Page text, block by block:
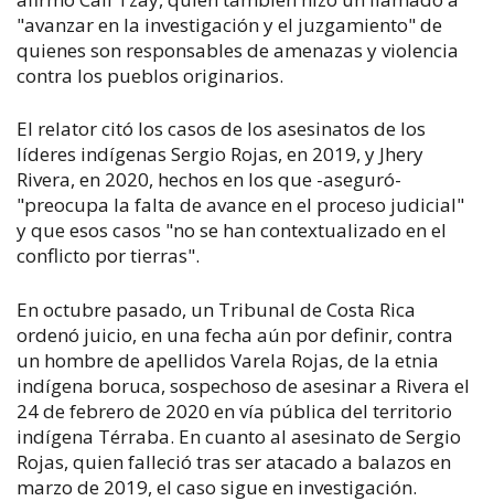
"avanzar en la investigación y el juzgamiento" de
quienes son responsables de amenazas y violencia
contra los pueblos originarios.
El relator citó los casos de los asesinatos de los
líderes indígenas Sergio Rojas, en 2019, y Jhery
Rivera, en 2020, hechos en los que -aseguró-
"preocupa la falta de avance en el proceso judicial"
y que esos casos "no se han contextualizado en el
conflicto por tierras".
En octubre pasado, un Tribunal de Costa Rica
ordenó juicio, en una fecha aún por definir, contra
un hombre de apellidos Varela Rojas, de la etnia
indígena boruca, sospechoso de asesinar a Rivera el
24 de febrero de 2020 en vía pública del territorio
indígena Térraba. En cuanto al asesinato de Sergio
Rojas, quien falleció tras ser atacado a balazos en
marzo de 2019, el caso sigue en investigación.